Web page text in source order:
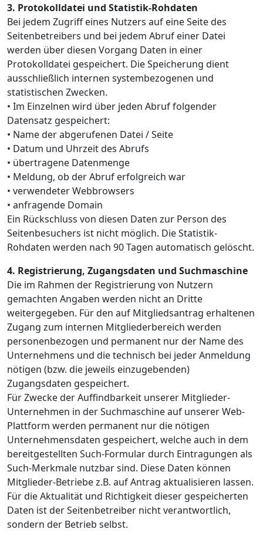
3. Protokolldatei und Statistik-Rohdaten
Bei jedem Zugriff eines Nutzers auf eine Seite des
Seitenbetreibers und bei jedem Abruf einer Datei
werden über diesen Vorgang Daten in einer
Protokolldatei gespeichert. Die Speicherung dient
ausschließlich internen systembezogenen und
statistischen Zwecken.
• Im Einzelnen wird über jeden Abruf folgender
Datensatz gespeichert:
• Name der abgerufenen Datei / Seite
• Datum und Uhrzeit des Abrufs
• übertragene Datenmenge
• Meldung, ob der Abruf erfolgreich war
• verwendeter Webbrowsers
• anfragende Domain
Ein Rückschluss von diesen Daten zur Person des
Seitenbesuchers ist nicht möglich. Die Statistik-
Rohdaten werden nach 90 Tagen automatisch gelöscht.
4. Registrierung, Zugangsdaten und Suchmaschine
Die im Rahmen der Registrierung von Nutzern
gemachten Angaben werden nicht an Dritte
weitergegeben. Für den auf Mitgliedsantrag erhaltenen
Zugang zum internen Mitgliederbereich werden
personenbezogen und permanent nur der Name des
Unternehmens und die technisch bei jeder Anmeldung
nötigen (bzw. die jeweils einzugebenden)
Zugangsdaten gespeichert.
Für Zwecke der Auffindbarkeit unserer Mitglieder-
Unternehmen in der Suchmaschine auf unserer Web-
Plattform werden permanent nur die nötigen
Unternehmensdaten gespeichert, welche auch in dem
bereitgestellten Such-Formular durch Eintragungen als
Such-Merkmale nutzbar sind. Diese Daten können
Mitglieder-Betriebe z.B. auf Antrag aktualisieren lassen.
Für die Aktualität und Richtigkeit dieser gespeicherten
Daten ist der Seitenbetreiber nicht verantwortlich,
sondern der Betrieb selbst.